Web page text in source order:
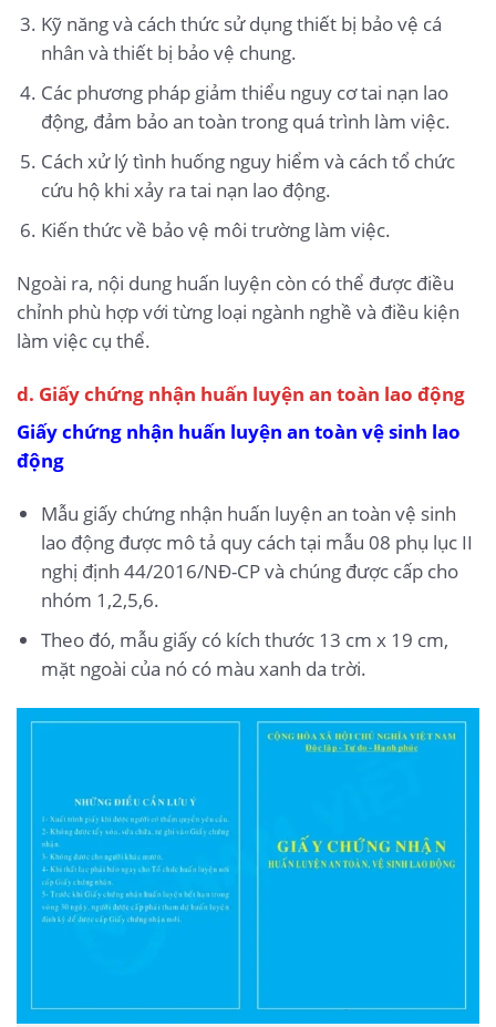
Kỹ năng và cách thức sử dụng thiết bị bảo vệ cá
nhân và thiết bị bảo vệ chung.
Các phương pháp giảm thiểu nguy cơ tai nạn lao
động, đảm bảo an toàn trong quá trình làm việc.
Cách xử lý tình huống nguy hiểm và cách tổ chức
cứu hộ khi xảy ra tai nạn lao động.
Kiến thức về bảo vệ môi trường làm việc.
Ngoài ra, nội dung huấn luyện còn có thể được điều
chỉnh phù hợp với từng loại ngành nghề và điều kiện
làm việc cụ thể.
d. Giấy chứng nhận huấn luyện an toàn lao động
Giấy chứng nhận huấn luyện an toàn vệ sinh lao
động
Mẫu giấy chứng nhận huấn luyện an toàn vệ sinh
lao động được mô tả quy cách tại mẫu 08 phụ lục II
nghị định 44/2016/NĐ-CP và chúng được cấp cho
nhóm 1,2,5,6.
Theo đó, mẫu giấy có kích thước 13 cm x 19 cm,
mặt ngoài của nó có màu xanh da trời.